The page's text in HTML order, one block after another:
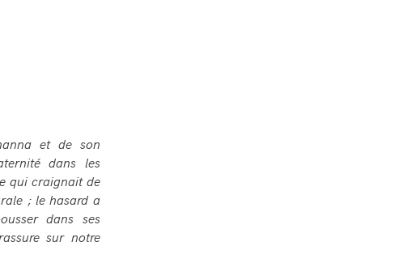
et de son
dans les
qui craignait de
; le hasard a
dans ses
sur notre